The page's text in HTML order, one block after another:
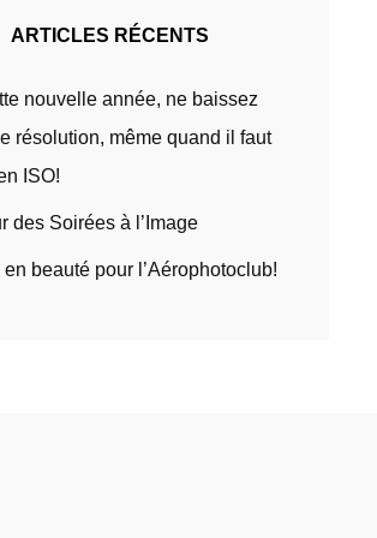
ARTICLES RÉCENTS
nouvelle année, ne baissez
résolution, même quand il faut
ISO!
des Soirées à l’Image
en beauté pour l’Aérophotoclub!